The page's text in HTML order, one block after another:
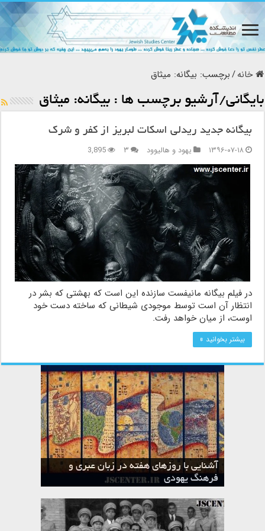
خانه/برچسب: بیگانه: میثاق
بایگانی/آرشیو برچسب ها :بیگانه: میثاق
بیگانه جدید ریدلی اسکات لبریز از کفر و شرک
۱۳۹۶-۰۷-۱۸
یهود و هالیوود ۳ 3,895
در فیلم بیگانه مانیفست سازنده این است که بهشتی که بشر در
انتظار آن است توسط موجودی شیطانی که ساخته دست خود
اوست، از میان خواهد رفت.
بیشتر بخوانید »
آشنایی با روزهای هفته در زبان عبری و
فرهنگ یهودی
ماه نیسان در تقویم عبری و میراث یهود
تقویم عبری
ماه شواط در تقویم عبری و میراث یهود
ماه طوت در تقویم عبری و میراث یهود
ماه حشوان در تقویم عبری و میراث یهود
ماه تیشری در تقویم عبری و میراث یهود
ماه الول در تقویم عبری و میراث یهود